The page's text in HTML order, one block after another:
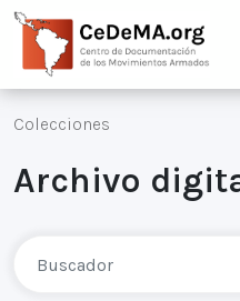
Colecciones
Archivo